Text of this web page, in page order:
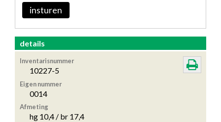
insturen
details
Inventarisnummer
10227-5
Eigen nummer
0014
Afmeting
hg 10,4 / br 17,4